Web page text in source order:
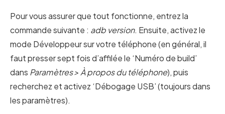
Pour vous assurer que tout fonctionne, entrez la
commande suivante : adb version. Ensuite, activez le
mode Développeur sur votre téléphone (en général, il
faut presser sept fois d’affilée le ‘Numéro de build’
dans Paramètres > À propos du téléphone), puis
recherchez et activez ‘Débogage USB’ (toujours dans
les paramètres).